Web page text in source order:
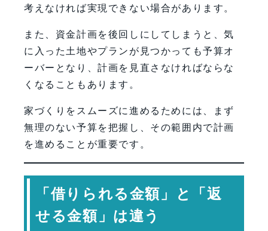
考えなければ実現できない場合があります。
また、資金計画を後回しにしてしまうと、気
に入った土地やプランが見つかっても予算オ
ーバーとなり、計画を見直さなければならな
くなることもあります。
家づくりをスムーズに進めるためには、まず
無理のない予算を把握し、その範囲内で計画
を進めることが重要です。
「借りられる金額」と「返
せる金額」は違う